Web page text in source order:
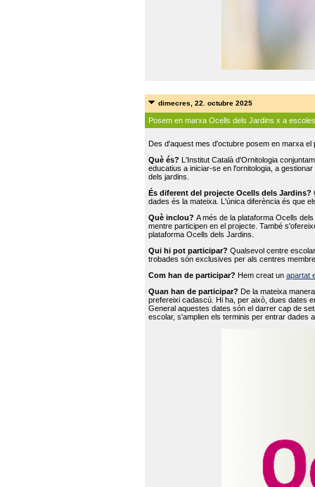
dimecres, 22. octubre 2025
Posem en marxa Ocells dels Jardins x a escoles
Des d'aquest mes d'octubre posem en marxa
Què és? L'Institut Català d'Ornitologia
educatius a iniciar-se en l'ornitologia, a
dels jardins.
És diferent del projecte Ocells dels Jardins?
dades és la mateixa. L'única diferència és que
Què inclou? A més de la plataforma Ocells
mentre participen en el projecte. També
plataforma Ocells dels Jardins.
Qui hi pot participar? Qualsevol centre
trobades són exclusives per als centres
Com han de participar? Hem creat un apartat
Quan han de participar? De la mateixa
prefereixi cadascú. Hi ha, per això, dues dates
General aquestes dates són el darrer cap de
escolar, s'amplien els terminis per entrar dades